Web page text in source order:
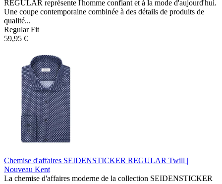
REGULAR représente l'homme confiant et à la mode d'aujourd'hui.
Une coupe contemporaine combinée à des détails de produits de
qualité...
Regular Fit
59,95 €
Chemise d'affaires SEIDENSTICKER REGULAR Twill |
Nouveau Kent
La chemise d'affaires moderne de la collection SEIDENSTICKER